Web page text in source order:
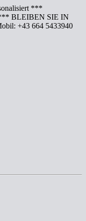
***
BLEIBEN SIE IN
+43 664 5433940